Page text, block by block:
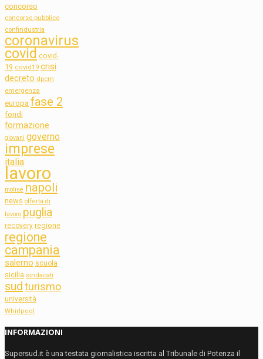
concorso
concorso pubblico
confindustria
coronavirus
covid covid-
19 covid19 crisi
decreto dpcm
emergenza
europa fase 2
fondi
formazione
giovani governo
imprese
italia
lavoro
molise napoli
news offerta di
lavoro puglia
recovery regione
regione
campania
salerno scuola
sicilia sindacati
sudturismo
università
Whirlpool
INFORMAZIONI
Supersud.it è una testata giornalistica iscritta al Tribunale di Potenza il